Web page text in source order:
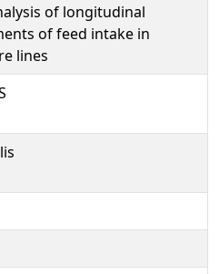
of longitudinal
of feed intake in
lines